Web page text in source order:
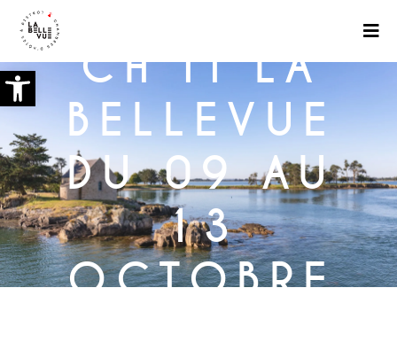
Ouvrir la barre d’outilsCH’TI LA
BELLEVUE
DU 09 AU
13
OCTOBRE